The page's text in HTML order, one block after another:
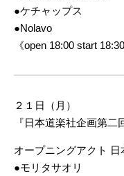
●ケチャップス
●Nolavo
《open 18:00 start 18:30
２１日（月）
『日本道楽社企画第二
オープニングアクト 日
●モリタサオリ